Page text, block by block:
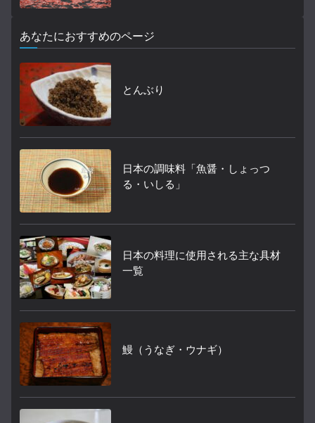
あなたにおすすめのページ
とんぶり
日本の調味料「魚醤・しょっつ
る・いしる」
日本の料理に使用される主な具材
一覧
鰻（うなぎ・ウナギ）